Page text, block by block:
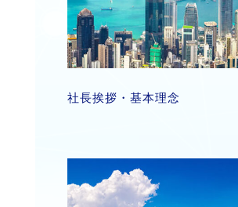
社長挨拶・基本理念